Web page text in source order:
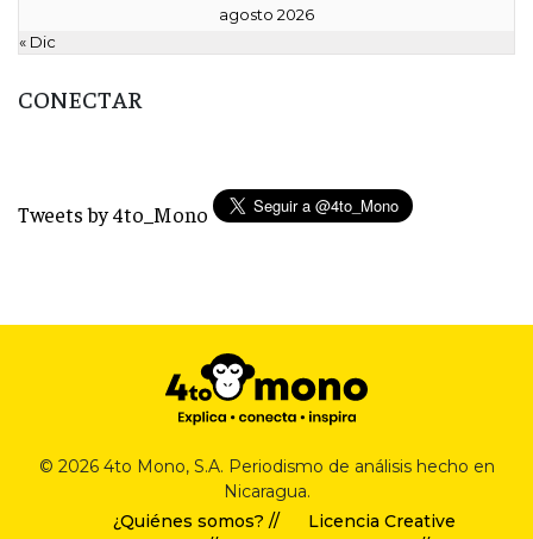
agosto 2026
« Dic
CONECTAR
Tweets by 4to_Mono
© 2026 4to Mono, S.A. Periodismo de análisis hecho en
Nicaragua.
¿Quiénes somos? //
Licencia Creative